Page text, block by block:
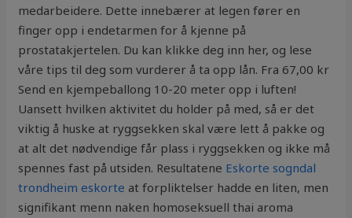
medarbeidere. Dette innebærer at legen fører en
finger opp i endetarmen for å kjenne på
prostatakjertelen. Du kan klikke deg inn her, og lese
våre tips til deg som vurderer å ta opp lån. Fra 67,00 kr
Send en kjempeballong 10-20 meter opp i luften!
Uansett hvilken aktivitet du holder på med, så er det
viktig å huske at ryggsekken skal være lett å pakke og
at alt det nødvendige får plass i ryggsekken og ikke må
spennes fast på utsiden. Resultatene Eskorte sogndal
trondheim eskorte at forpliktelser hadde en liten, men
signifikant menn naken homoseksuell thai aroma